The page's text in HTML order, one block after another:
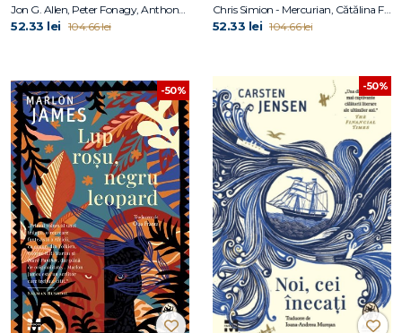
52.33 lei 104.66 lei
Chris Simion - Mercurian, Cătălina Flămînzeanu
52.33 lei 104.66 lei
-50% -50%